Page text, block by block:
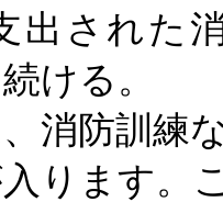
出された
ける。
消防訓練
ります。